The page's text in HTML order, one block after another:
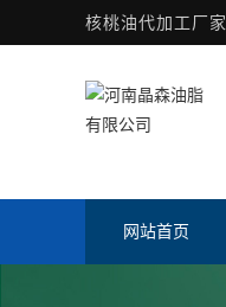
核桃油代加工厂家
网站首页